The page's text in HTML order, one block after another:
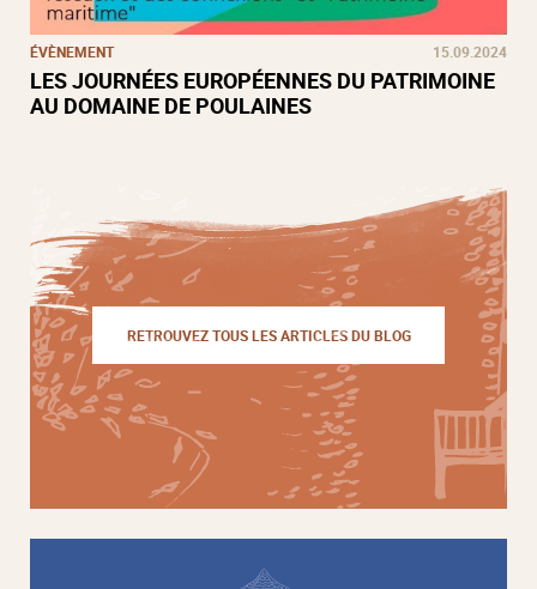
ÉVÈNEMENT 15.09.2024
LES JOURNÉES EUROPÉENNES DU PATRIMOINE
AU DOMAINE DE POULAINES
RETROUVEZ TOUS LES ARTICLES DU BLOG